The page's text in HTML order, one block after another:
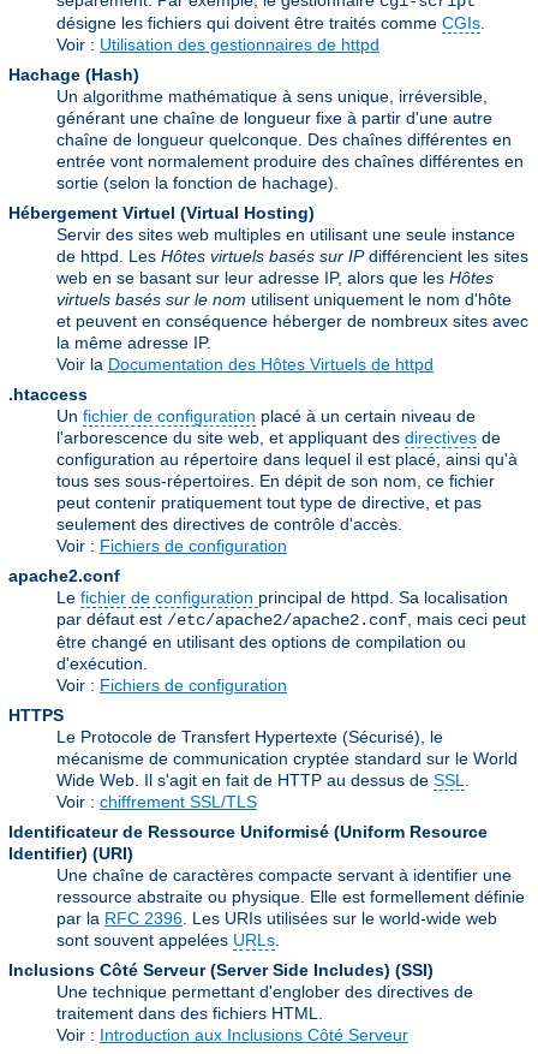
désigne les fichiers qui doivent être traités comme CGIs
Voir : Utilisation des gestionnaires de httpd
Hachage (Hash)
Un algorithme mathématique à sens unique, irréversible,
générant une chaîne de longueur fixe à partir d'une autre
chaîne de longueur quelconque. Des chaînes différentes en
entrée vont normalement produire des chaînes différentes en
sortie (selon la fonction de hachage).
Hébergement Virtuel (Virtual Hosting)
Servir des sites web multiples en utilisant une seule instance
de httpd. Les Hôtes virtuels basés sur IPdifférencient les sites
web en se basant sur leur adresse IP, alors que les Hôtes
virtuels basés sur le nom utilisent uniquement le nom d'hôte
et peuvent en conséquence héberger de nombreux sites avec
la même adresse IP.
Voir la Documentation des Hôtes Virtuels de httpd
.htaccess
Un fichier de configuration placé à un certain niveau de
l'arborescence du site web, et appliquant des directives de
configuration au répertoire dans lequel il est placé, ainsi qu'à
tous ses sous-répertoires. En dépit de son nom, ce fichier
peut contenir pratiquement tout type de directive, et pas
seulement des directives de contrôle d'accès.
Voir : Fichiers de configuration
apache2.conf
Le fichier de configuration principal de httpd. Sa localisation
par défaut est /etc/apache2/apache2.conf , mais ceci peut
être changé en utilisant des options de compilation ou
d'exécution.
Voir : Fichiers de configuration
HTTPS
Le Protocole de Transfert Hypertexte (Sécurisé), le
mécanisme de communication cryptée standard sur le World
Wide Web. Il s'agit en fait de HTTP au dessus de SSL
Voir : chiffrement SSL/TLS
Identificateur de Ressource Uniformisé (Uniform Resource
Identifier) (URI)
Une chaîne de caractères compacte servant à identifier une
ressource abstraite ou physique. Elle est formellement définie
par la RFC 2396 . Les URIs utilisées sur le world-wide web
sont souvent appelées URLs
Inclusions Côté Serveur (Server Side Includes) (SSI)
Une technique permettant d'englober des directives de
traitement dans des fichiers HTML.
Voir : Introduction aux Inclusions Côté Serveur